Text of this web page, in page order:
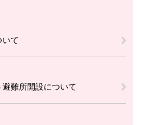
いて
避難所開設について